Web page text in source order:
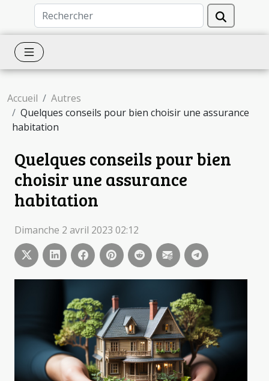
Accueil
Autres
Quelques conseils pour bien choisir une assurance
habitation
Quelques conseils pour bien
choisir une assurance
habitation
Dimanche 2 avril 2023 02:12